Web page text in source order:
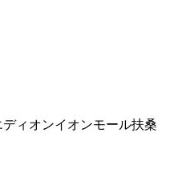
ィオンイオンモール扶桑